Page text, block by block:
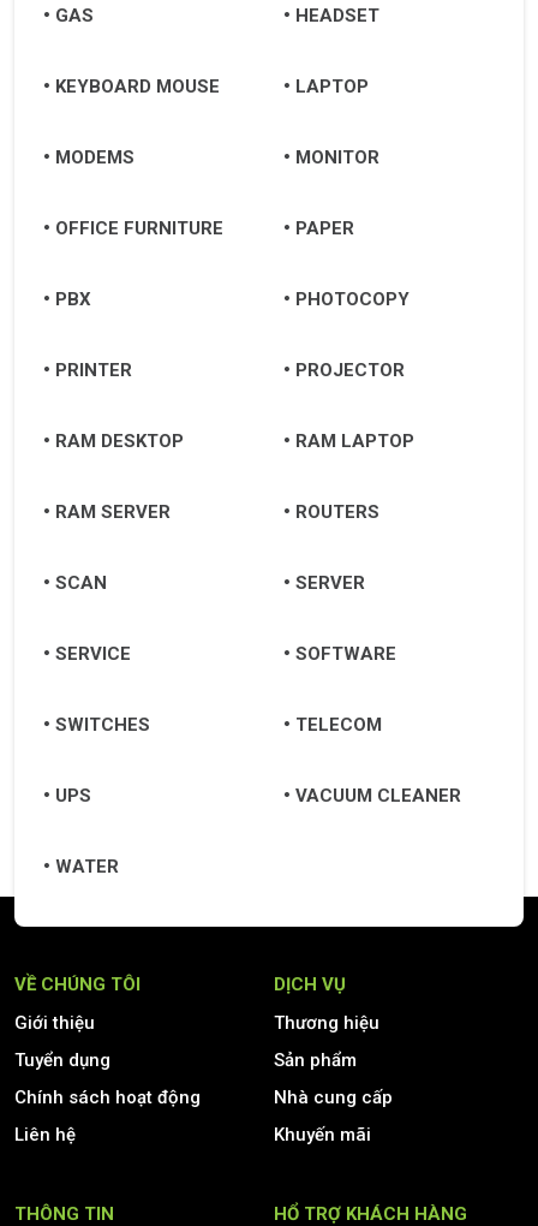
GAS HEADSET
KEYBOARD MOUSE LAPTOP
MODEMS MONITOR
OFFICE FURNITURE PAPER
PBX PHOTOCOPY
PRINTER PROJECTOR
RAM DESKTOP RAM LAPTOP
RAM SERVER ROUTERS
SCAN SERVER
SERVICE SOFTWARE
SWITCHES TELECOM
UPS VACUUM CLEANER
WATER
VỀ CHÚNG TÔI
Giới thiệu
Tuyển dụng
Chính sách hoạt động
Liên hệ
DỊCH VỤ
Thương hiệu
Sản phẩm
Nhà cung cấp
Khuyến mãi
THÔNG TIN
HỔ TRỢ KHÁCH HÀNG